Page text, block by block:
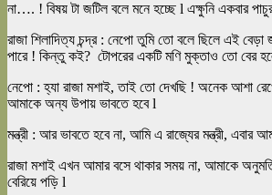
না…. ! বিষয় টা জটিল বলে মনে হচ্ছে l এক্ষুনি একবার
রাজা শিলাদিত্য চন্দ্র : নেপো তুমি তো বলে ছিলে এই বেড়া
পারে ! কিন্তু কই? টোপরের একটি মণি মুক্তাও তো বের
নেপো : হ্যা রাজা মশাই, তাই তো দেখছি ! অনেক আশা
আমাকে অন্য উপায় ভাবতে হবে l
মন্ত্রী : আর ভাবতে হবে না, আমি এ রাজ্যের মন্ত্রী, এবার
রাজা মশাই এখন আমার বসে থাকার সময় না, আমাকে
বেরিয়ে পড়ি l